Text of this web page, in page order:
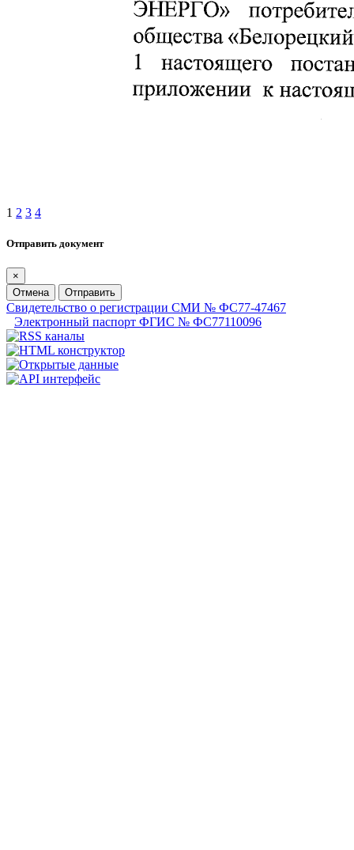
1 2 3 4
Отправить документ
×
Отмена
Отправить
Свидетельство о регистрации СМИ № ФС77-47467
Электронный паспорт ФГИС № ФС77110096